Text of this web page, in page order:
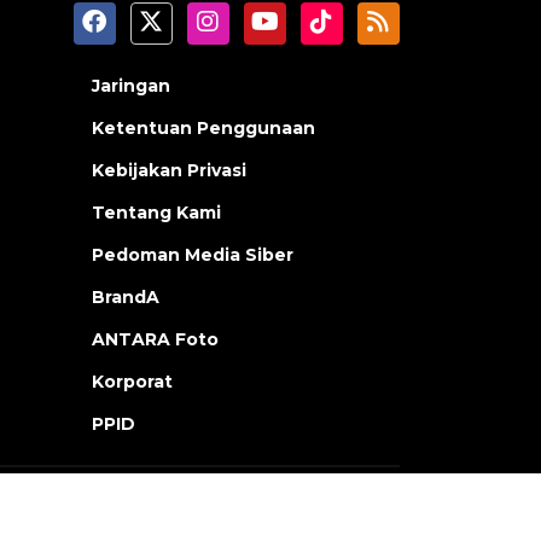
Jaringan
Ketentuan Penggunaan
Kebijakan Privasi
Tentang Kami
Pedoman Media Siber
BrandA
ANTARA Foto
Korporat
PPID